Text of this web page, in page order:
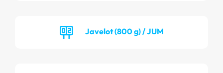
Javelot (800 g) / JUM